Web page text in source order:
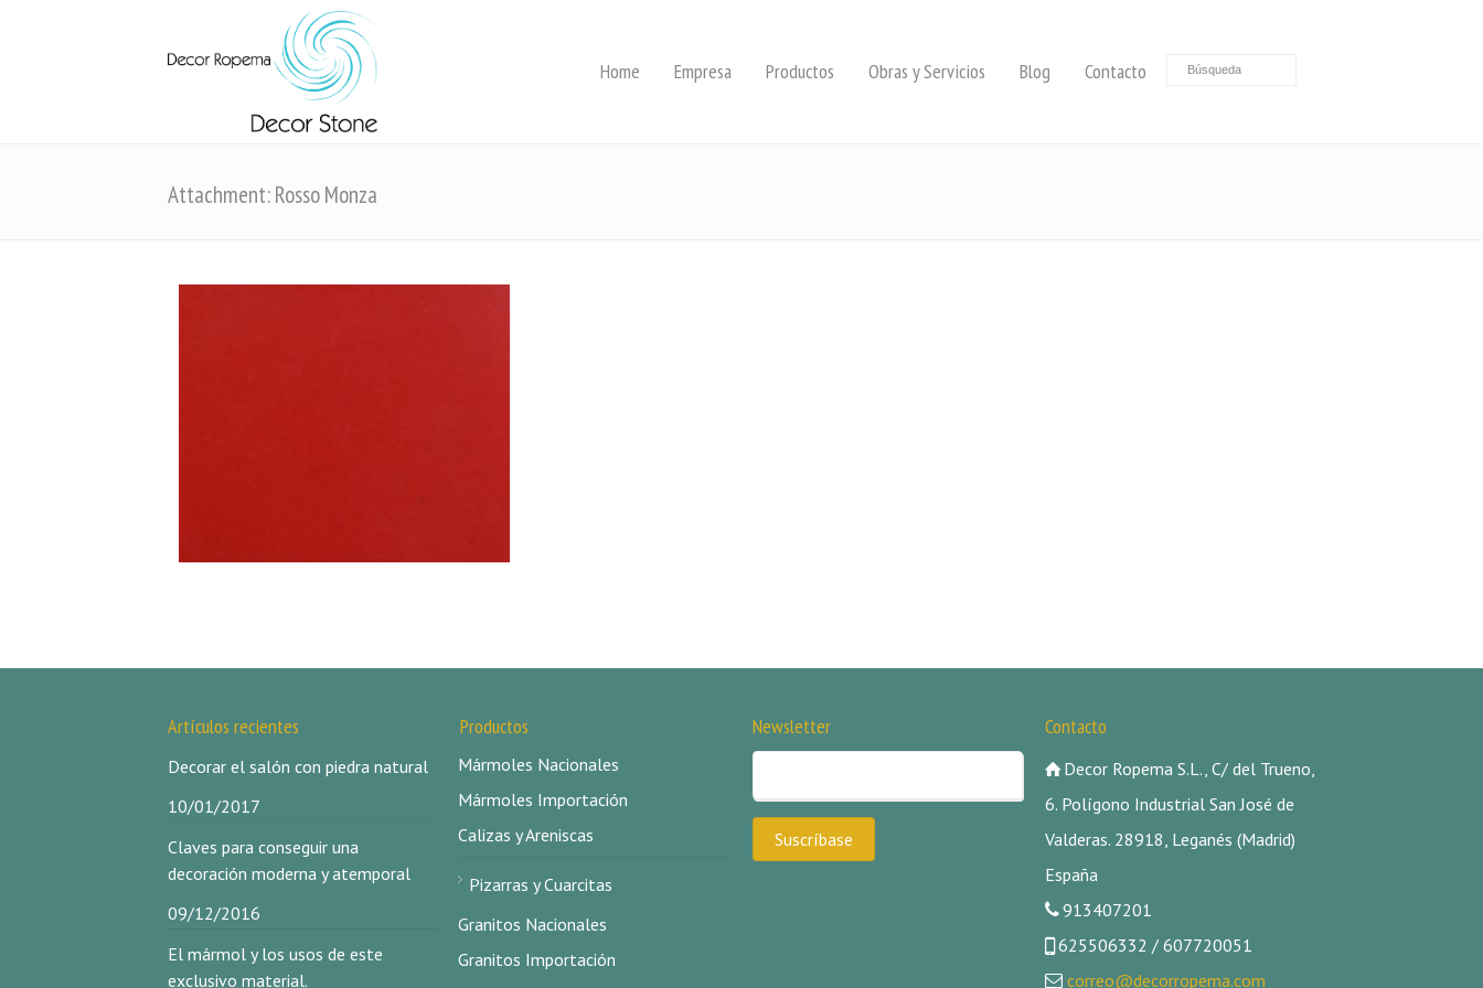
Home Empresa Productos Obras y Servicios Blog Contacto
Attachment: Rosso Monza
Artículos recientes
Decorar el salón con piedra natural
10/01/2017
Claves para conseguir una
decoración moderna y atemporal
09/12/2016
El mármol y los usos de este
exclusivo material.
Productos
Mármoles Nacionales
Mármoles Importación
Calizas y Areniscas
Pizarras y Cuarcitas
Granitos Nacionales
Granitos Importación
Newsletter Contacto
Decor Ropema S.L., C/ del Trueno,
6. Polígono Industrial San José de
Valderas. 28918, Leganés (Madrid)
España
913407201
625506332 / 607720051
correo@decorropema.com